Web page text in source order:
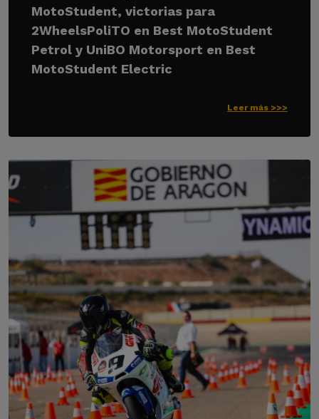
MotoStudent, victorias para
2WheelsPoliTO en Best MotoStudent
Petrol y UniBO Motorsport en Best
MotoStudent Electric
Leer más >>>